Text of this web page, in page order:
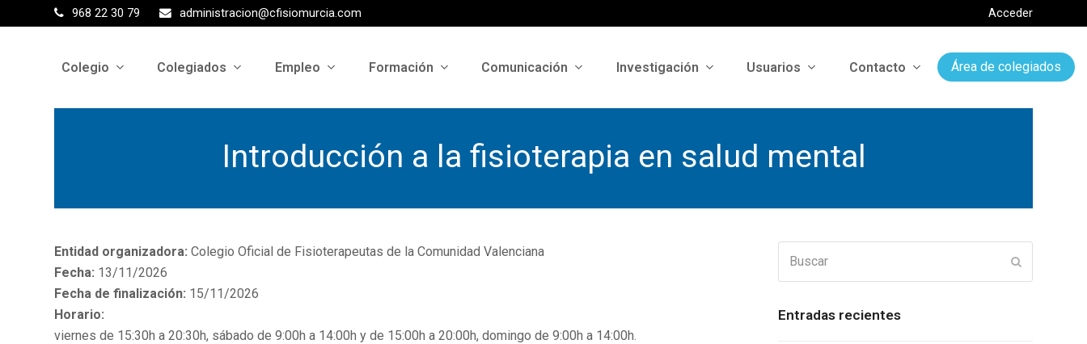
968 22 30 79 administracion@cfisiomurcia.com Acceder
Colegio Colegiados Empleo Formación Comunicación Investigación Usuarios Contacto Área de colegiados
Introducción a la fisioterapia en salud mental
Entidad organizadora: Colegio Oficial de Fisioterapeutas de la Comunidad Valenciana
Fecha: 13/11/2026
Fecha de finalización: 15/11/2026
Horario:
viernes de 15:30h a 20:30h, sábado de 9:00h a 14:00h y de 15:00h a 20:00h, domingo de 9:00h a 14:00h.
Entradas recientes